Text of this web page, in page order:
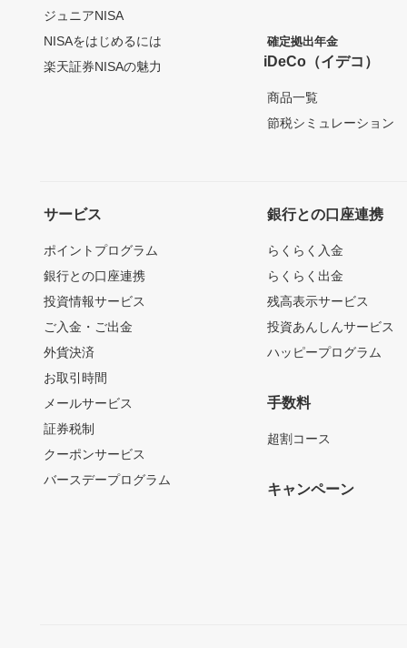
ジュニアNISA
NISAをはじめるには
楽天証券NISAの魅力
確定拠出年金
iDeCo（イデコ）
商品一覧
節税シミュレーション
サービス
ポイントプログラム
銀行との口座連携
投資情報サービス
ご入金・ご出金
外貨決済
お取引時間
メールサービス
証券税制
クーポンサービス
バースデープログラム
銀行との口座連携
らくらく入金
らくらく出金
残高表示サービス
投資あんしんサービス
ハッピープログラム
手数料
超割コース
キャンペーン